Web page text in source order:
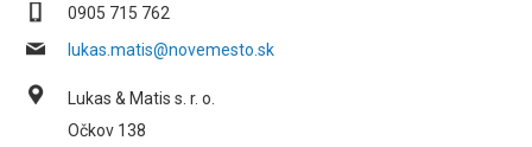
0905 715 762
lukas.matis@novemesto.sk
Lukas & Matis s. r. o.
Očkov 138